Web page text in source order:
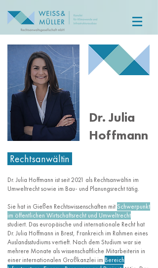
Dr. Julia
Hoffmann
Rechtsanwältin
Dr. Julia Hoffmann ist seit 2021 als Rechtsanwältin im
Umweltrecht sowie im Bau- und Planungsrecht tätig.
Sie hat in Gießen Rechtswissenschaften mit Schwerpunkt
im öffentlichen Wirtschaftsrecht und Umweltrecht
studiert. Das europäische und internationale Recht hat
Dr. Julia Hoffmann in Brest, Frankreich im Rahmen eines
Auslandsstudiums vertieft. Nach dem Studium war sie
mehrere Monate als wissenschaftliche Mitarbeiterin in
einer internationalen Großkanzlei im Bereich